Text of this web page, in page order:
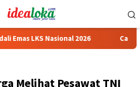
Nasional 2026 Cabai Jadi
Melihat Pesawat TNI